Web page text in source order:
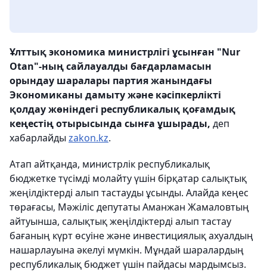
Ұлттық экономика министрлігі ұсынған "Nur
Otan"-ның сайлауалды бағдарламасын
орындау шаралары партия жанындағы
Экономиканы дамыту және кәсіпкерлікті
қолдау жөніндегі республикалық қоғамдық
кеңестің отырысында сынға ұшырады, деп
хабарлайды zakon.kz.
Атап айтқанда, министрлік республикалық
бюджетке түсімді молайту үшін бірқатар салықтық
жеңілдіктерді алып тастауды ұсынды. Алайда кеңес
төрағасы, Мәжіліс депутаты Аманжан Жамаловтың
айтуынша, салықтық жеңілдіктерді алып тастау
бағаның күрт өсуіне және инвестициялық ахуалдың
нашарлауына әкелуі мүмкін. Мұндай шаралардың
республикалық бюджет үшін пайдасы мардымсыз.